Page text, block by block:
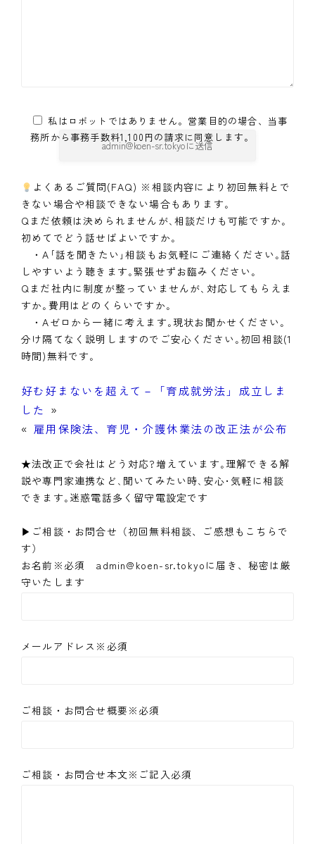
私はロボットではありません。営業目的の場合、当事
務所から事務手数料1,100円の請求に同意します。
よくあるご質問(FAQ) ※相談内容により初回無料とで
きない場合や相談できない場合もあります｡
Qまだ依頼は決められませんが､相談だけも可能ですか｡
初めてでどう話せばよいですか｡
・A｢話を聞きたい｣相談もお気軽にご連絡ください｡話
しやすいよう聴きます｡緊張せずお臨みください｡
Qまだ社内に制度が整っていませんが､対応してもらえま
すか｡費用はどのくらいですか｡
・Aゼロから一緒に考えます｡現状お聞かせください｡
分け隔てなく説明しますのでご安心ください｡初回相談(1
時間)無料です｡
好む好まないを超えて－「育成就労法」成立しま
した »
« 雇用保険法、育児・介護休業法の改正法が公布
★法改正で会社はどう対応?増えています｡理解できる解
説や専門家連携など､聞いてみたい時､安心･気軽に相談
できます｡迷惑電話多く留守電設定です
▶ご相談・お問合せ（初回無料相談、ご感想もこちらで
す）
お名前※必須 admin@koen-sr.tokyoに届き、秘密は厳
守いたします
メールアドレス※必須
ご相談・お問合せ概要※必須
ご相談・お問合せ本文※ご記入必須